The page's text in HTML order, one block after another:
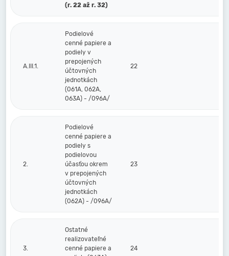
(r. 22 až r. 32)
A.III.1.
Podielové
cenné papiere a
podiely v
prepojených
účtovných
jednotkách
(061A, 062A,
063A) - /096A/
22
2.
Podielové
cenné papiere a
podiely s
podielovou
účasťou okrem
v prepojených
účtovných
jednotkách
(062A) - /096A/
23
3.
Ostatné
realizovateľné
cenné papiere a
24